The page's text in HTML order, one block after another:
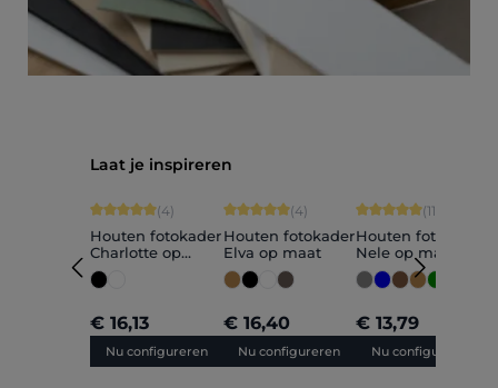
Productgalerij overslaan
Laat je inspireren
Gemiddelde score van 5 op 5 sterren
(4)
Houten fotokader
Charlotte op
maat
€ 16,13
Nu configureren
Gemiddelde score van 5 op 5 sterren
(4)
Houten fotokader
Elva op maat
€ 16,40
Nu configureren
Gemiddelde score
(11)
Houten fotokader
Nele op maat
€ 13,79
Nu configureren